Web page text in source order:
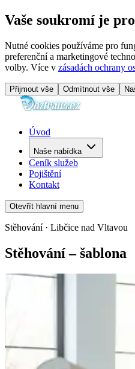
Vaše soukromí je
Nutné cookies používáme pro
preferenční a marketingové
volby. Více v zásadách ochrany
Přijmout vše Odmítnout vše
Úvod
Naše nabídka
Ceník služeb
Pojištění
Kontakt
Otevřít hlavní menu
Stěhování · Libčice nad Vltavou
Stěhování – šablona